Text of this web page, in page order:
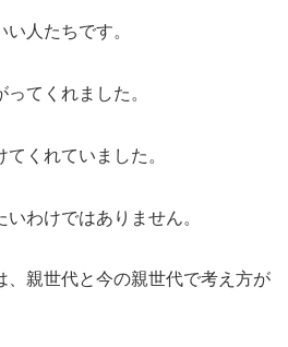
人たちです。
てくれました。
くれていました。
わけではありません。
、親世代と今の親世代で考え方が